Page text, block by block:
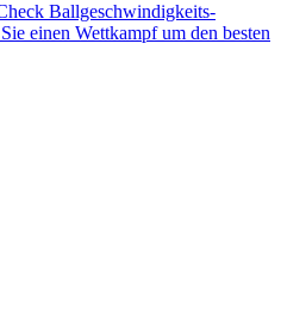
Ballgeschwindigkeits-
einen Wettkampf um den besten